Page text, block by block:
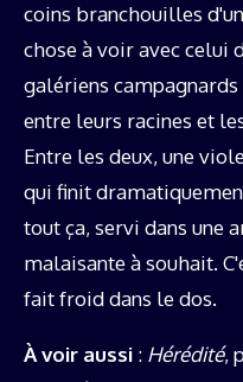
coins branchouilles
chose à voir avec celui
galériens
entre leurs racines et
Entre les deux, une
qui finit
tout ça, servi dans une
malaisante à souhait.
fait froid dans le dos.
À voir aussi : Hérédité,